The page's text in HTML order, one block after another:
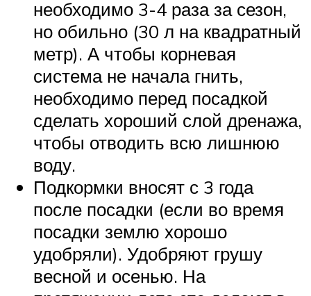
необходимо 3-4 раза за сезон,
но обильно (30 л на квадратный
метр). А чтобы корневая
система не начала гнить,
необходимо перед посадкой
сделать хороший слой дренажа,
чтобы отводить всю лишнюю
воду.
Подкормки вносят с 3 года
после посадки (если во время
посадки землю хорошо
удобряли). Удобряют грушу
весной и осенью. На